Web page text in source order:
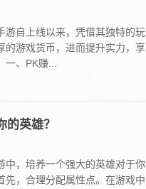
游自上线以来，凭借其独特的
的游戏货币，进而提升实力，
、PK赚...
英雄？
中，培养一个强大的英雄对于
先，合理分配属性点。在游戏